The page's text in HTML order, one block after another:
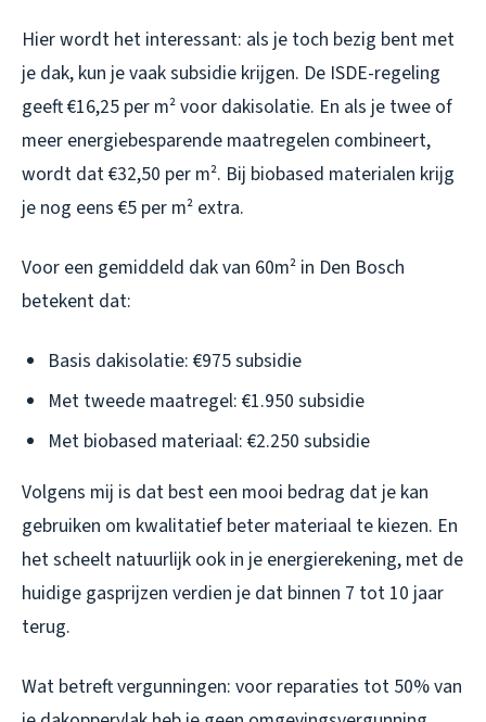
Hier wordt het interessant: als je toch bezig bent met
je dak, kun je vaak subsidie krijgen. De ISDE-regeling
geeft €16,25 per m² voor dakisolatie. En als je twee of
meer energiebesparende maatregelen combineert,
wordt dat €32,50 per m². Bij biobased materialen krijg
je nog eens €5 per m² extra.
Voor een gemiddeld dak van 60m² in Den Bosch
betekent dat:
Basis dakisolatie: €975 subsidie
Met tweede maatregel: €1.950 subsidie
Met biobased materiaal: €2.250 subsidie
Volgens mij is dat best een mooi bedrag dat je kan
gebruiken om kwalitatief beter materiaal te kiezen. En
het scheelt natuurlijk ook in je energierekening, met de
huidige gasprijzen verdien je dat binnen 7 tot 10 jaar
terug.
Wat betreft vergunningen: voor reparaties tot 50% van